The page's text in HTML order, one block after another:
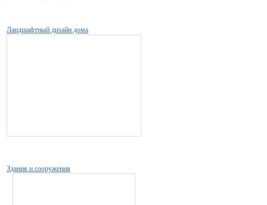
Ландшафтный дизайн дома
Здания и сооружения